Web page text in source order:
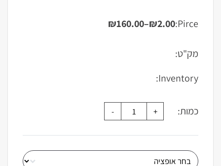
Pirce:
₪2.00
–
₪160.00
טווח
מק"ט:
Inventory:
כמות: